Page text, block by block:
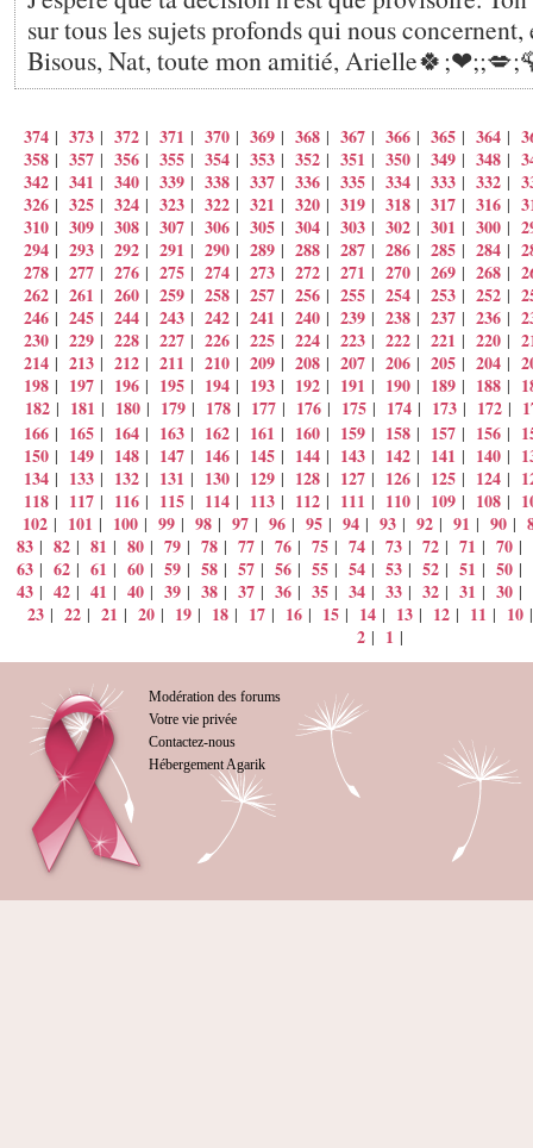
sur tous les sujets profonds qui nous concernent,
Bisous, Nat, toute mon amitié,
374 | 373 | 372 | 371 | 370 | 369 | 368 | 367 | 366 | 365 | 364 |
358 | 357 | 356 | 355 | 354 | 353 | 352 | 351 | 350 | 349 | 348 |
342 | 341 | 340 | 339 | 338 | 337 | 336 | 335 | 334 | 333 | 332 |
326 | 325 | 324 | 323 | 322 | 321 | 320 | 319 | 318 | 317 | 316 |
310 | 309 | 308 | 307 | 306 | 305 | 304 | 303 | 302 | 301 | 300 |
294 | 293 | 292 | 291 | 290 | 289 | 288 | 287 | 286 | 285 | 284 |
278 | 277 | 276 | 275 | 274 | 273 | 272 | 271 | 270 | 269 | 268 |
262 | 261 | 260 | 259 | 258 | 257 | 256 | 255 | 254 | 253 | 252 |
246 | 245 | 244 | 243 | 242 | 241 | 240 | 239 | 238 | 237 | 236 |
230 | 229 | 228 | 227 | 226 | 225 | 224 | 223 | 222 | 221 | 220 |
214 | 213 | 212 | 211 | 210 | 209 | 208 | 207 | 206 | 205 | 204 |
198 | 197 | 196 | 195 | 194 | 193 | 192 | 191 | 190 | 189 | 188 |
182 | 181 | 180 | 179 | 178 | 177 | 176 | 175 | 174 | 173 | 172 |
166 | 165 | 164 | 163 | 162 | 161 | 160 | 159 | 158 | 157 | 156 |
150 | 149 | 148 | 147 | 146 | 145 | 144 | 143 | 142 | 141 | 140 |
134 | 133 | 132 | 131 | 130 | 129 | 128 | 127 | 126 | 125 | 124 |
118 | 117 | 116 | 115 | 114 | 113 | 112 | 111 | 110 | 109 | 108 |
102 | 101 | 100 | 99 | 98 | 97 | 96 | 95 | 94 | 93 | 92 | 91 | 90 |
83 | 82 | 81 | 80 | 79 | 78 | 77 | 76 | 75 | 74 | 73 | 72 | 71 | 70 |
63 | 62 | 61 | 60 | 59 | 58 | 57 | 56 | 55 | 54 | 53 | 52 | 51 | 50 |
43 | 42 | 41 | 40 | 39 | 38 | 37 | 36 | 35 | 34 | 33 | 32 | 31 | 30 |
23 | 22 | 21 | 20 | 19 | 18 | 17 | 16 | 15 | 14 | 13 | 12 | 11 | 10
2 | 1 |
Modération des forums
Votre vie privée
Contactez-nous
Hébergement Agarik